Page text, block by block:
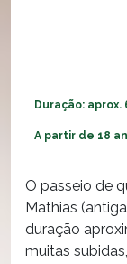
Duração: aprox.
A partir de 18
O passeio de
Mathias
duração
muitas